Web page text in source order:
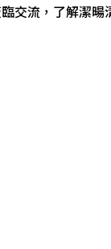
交流，了解潔暘